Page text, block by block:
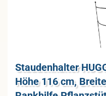
Stau­den­hal­ter
Hö­he 116 cm,